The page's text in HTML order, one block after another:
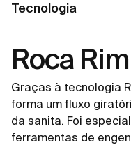
Tecnologia
Roca
Graças à tecnologia
forma um fluxo
da sanita. Foi
ferramentas de